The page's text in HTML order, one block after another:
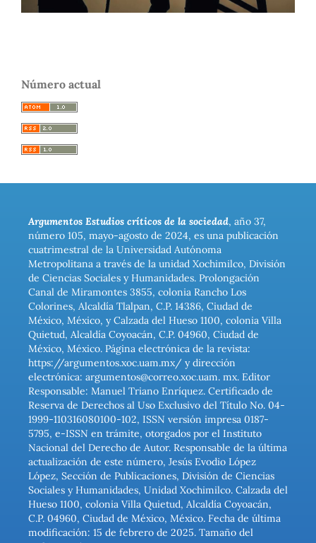
Número actual
Argumentos Estudios críticos de la sociedad, año 37,
número 105, mayo-agosto de 2024, es una publicación
cuatrimestral de la Universidad Autónoma
Metropolitana a través de la unidad Xochimilco, División
de Ciencias Sociales y Humanidades. Prolongación
Canal de Miramontes 3855, colonia Rancho Los
Colorines, Alcaldía Tlalpan, C.P. 14386, Ciudad de
México, México, y Calzada del Hueso 1100, colonia Villa
Quietud, Alcaldía Coyoacán, C.P. 04960, Ciudad de
México, México. Página electrónica de la revista:
https://argumentos.xoc.uam.mx/ y dirección
electrónica: argumentos@correo.xoc.uam. mx. Editor
Responsable: Manuel Triano Enríquez. Certificado de
Reserva de Derechos al Uso Exclusivo del Título No. 04-
1999-110316080100-102, ISSN versión impresa 0187-
5795, e-ISSN en trámite, otorgados por el Instituto
Nacional del Derecho de Autor. Responsable de la última
actualización de este número, Jesús Evodio López
López, Sección de Publicaciones, División de Ciencias
Sociales y Humanidades, Unidad Xochimilco. Calzada del
Hueso 1100, colonia Villa Quietud, Alcaldía Coyoacán,
C.P. 04960, Ciudad de México, México. Fecha de última
modificación: 15 de febrero de 2025. Tamaño del